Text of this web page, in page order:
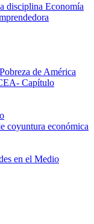
disciplina Economía
de América
Capítulo
coyuntura económica
en el Medio